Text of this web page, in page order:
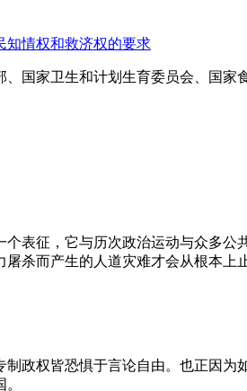
知情权和救济权的要求
国家卫生和计划生育委员会、国
表征，它与历次政治运动与众多
杀而产生的人道灾难才会从根本上止
政权皆恐惧于言论自由。也正因